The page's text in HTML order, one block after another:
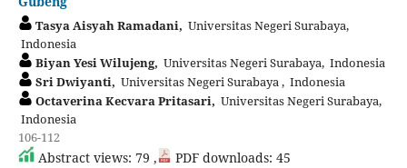
Tasya Aisyah Ramadani, Universitas Negeri Surabaya,
Indonesia
Biyan Yesi Wilujeng, Universitas Negeri Surabaya, Indonesia
Sri Dwiyanti, Universitas Negeri Surabaya , Indonesia
Octaverina Kecvara Pritasari, Universitas Negeri Surabaya,
Indonesia
106-112
Abstract views: 79 , PDF downloads: 45